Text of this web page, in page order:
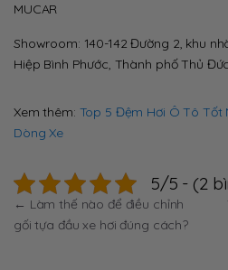
MUCAR
Showroom: 140-142 Đường 2, khu
Hiệp Bình Phước, Thành phố Thủ
Xem thêm: Top 5 Đệm Hơi Ô Tô Tốt
Dòng Xe
5/5 - (2
Điều
hướng
← Làm thế nào để điều chỉnh
gối tựa đầu xe hơi đúng cách?